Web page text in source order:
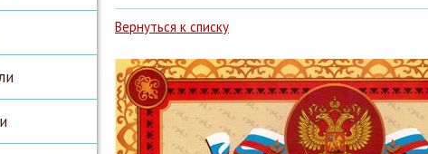
Вернуться к списку